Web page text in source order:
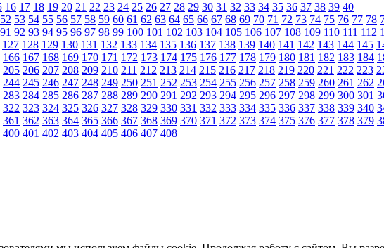
16 17 18 19 20 21 22 23 24 25 26 27 28 29 30 31 32 33 34 35 36 37 38 39 40
52 53 54 55 56 57 58 59 60 61 62 63 64 65 66 67 68 69 70 71 72 73 74 75 76 77 78
91 92 93 94 95 96 97 98 99 100 101 102 103 104 105 106 107 108 109 110 111 112
127 128 129 130 131 132 133 134 135 136 137 138 139 140 141 142 143 144 145
166 167 168 169 170 171 172 173 174 175 176 177 178 179 180 181 182 183 184
205 206 207 208 209 210 211 212 213 214 215 216 217 218 219 220 221 222 223
244 245 246 247 248 249 250 251 252 253 254 255 256 257 258 259 260 261 262
283 284 285 286 287 288 289 290 291 292 293 294 295 296 297 298 299 300 301
322 323 324 325 326 327 328 329 330 331 332 333 334 335 336 337 338 339 340
361 362 363 364 365 366 367 368 369 370 371 372 373 374 375 376 377 378 379
400 401 402 403 404 405 406 407 408